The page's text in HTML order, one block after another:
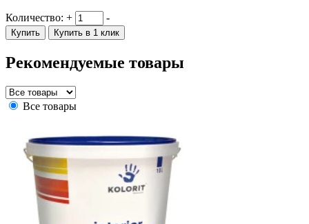
Количество: + -
Купить Купить в 1 клик
Рекомендуемые товары
Все товары